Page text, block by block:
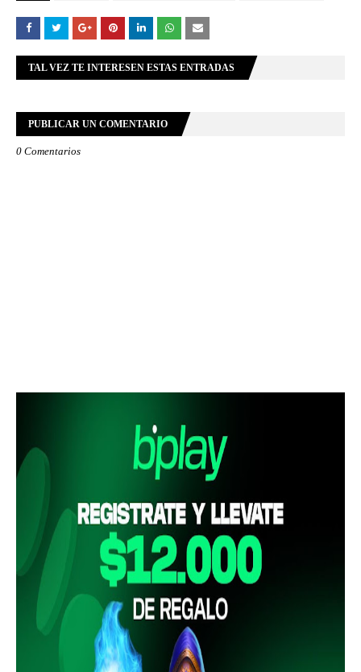
TAL VEZ TE INTERESEN ESTAS ENTRADAS
PUBLICAR UN COMENTARIO
0 Comentarios